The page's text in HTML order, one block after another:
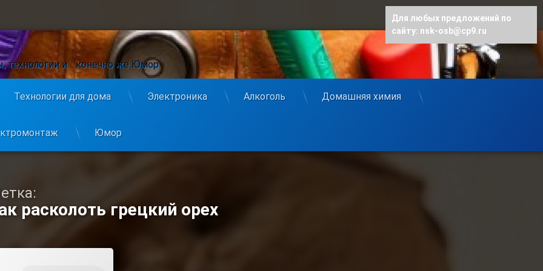
технологии и… конечно же Юмор
Технологии для дома Электроника Алкоголь Домашняя химия
Юмор
расколоть грецкий орех
Для любых предложений по
сайту: nsk-osb@cp9.ru